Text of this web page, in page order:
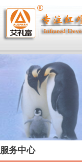
服务中心